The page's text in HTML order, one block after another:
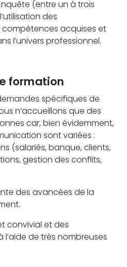
(entre un à trois
des
acquises et
l’univers professionnel.
formation
spécifiques de
n’accueillons que des
car, bien évidemment,
sont variées :
(salariés, banque, clients,
gestion des conflits,
des avancées de la
convivial et des
de très nombreuses